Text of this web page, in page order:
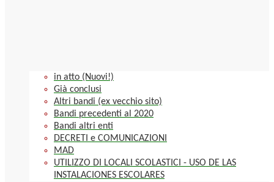
in atto (Nuovi!)
Già conclusi
Altri bandi (ex vecchio sito)
Bandi precedenti al 2020
Bandi altri enti
DECRETI e COMUNICAZIONI
MAD
UTILIZZO DI LOCALI SCOLASTICI - USO DE LAS
INSTALACIONES ESCOLARES